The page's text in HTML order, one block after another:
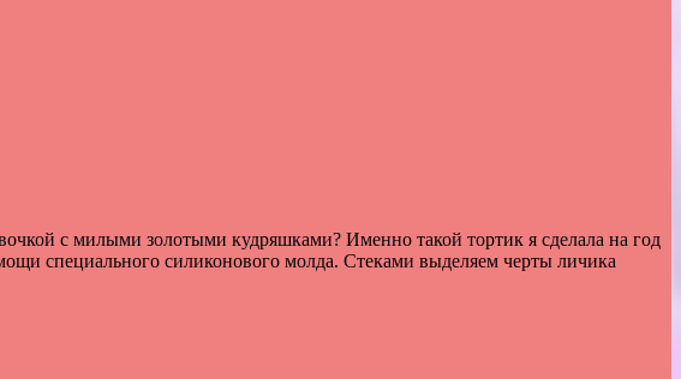
с милыми золотыми кудряшками? Именно такой тортик я сделала на год
специального силиконового молда. Стеками выделяем черты личика